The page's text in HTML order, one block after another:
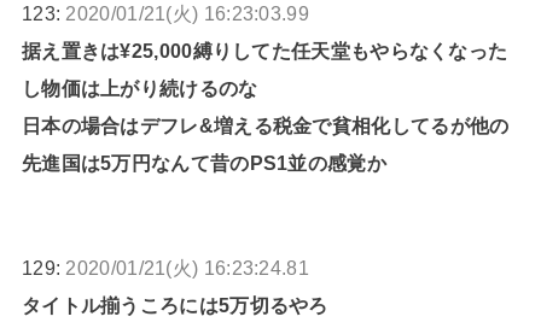
123: 2020/01/21(火) 16:23:03.99
据え置きは¥25,000縛りしてた任天堂もやらなくなった
し物価は上がり続けるのな
日本の場合はデフレ&増える税金で貧相化してるが他の
先進国は5万円なんて昔のPS1並の感覚か
129: 2020/01/21(火) 16:23:24.81
タイトル揃うころには5万切るやろ